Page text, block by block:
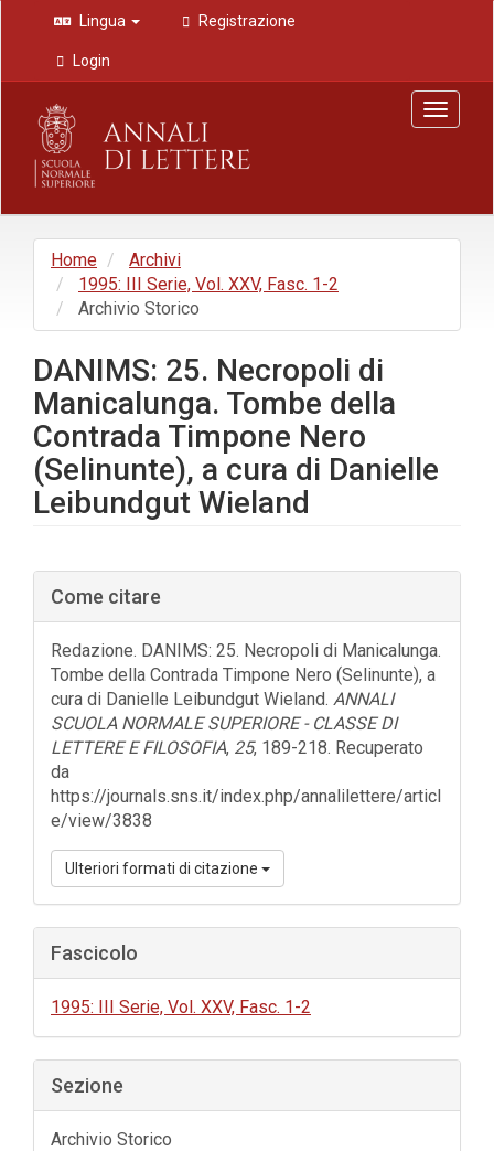
Navigazione
principale
Contenuto
principale
Barra
laterale
Lingua Registrazione
Login
Toggle
Home
Archivi
1995: III Serie, Vol. XXV, Fasc. 1-2
Archivio Storico
DANIMS: 25. Necropoli di
Manicalunga. Tombe della
Contrada Timpone Nero
(Selinunte), a cura di Danielle
Leibundgut Wieland
Barra
laterale
dell'articolo
Come citare
Redazione. DANIMS: 25. Necropoli di Manicalunga.
Tombe della Contrada Timpone Nero (Selinunte), a
cura di Danielle Leibundgut Wieland. ANNALI
SCUOLA NORMALE SUPERIORE - CLASSE DI
LETTERE E FILOSOFIA, 25, 189-218. Recuperato
da
https://journals.sns.it/index.php/annalilettere/articl
e/view/3838
Ulteriori formati di citazione
Fascicolo
1995: III Serie, Vol. XXV, Fasc. 1-2
Sezione
Archivio Storico